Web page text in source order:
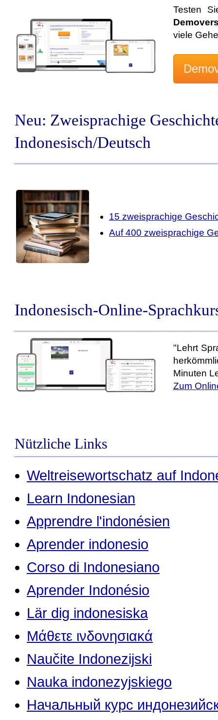
Testen
viele
Neu: Zweisprachige
Indonesisch/Deutsch
15 zweisprachige
Auf 400 zweisprachige
Indonesisch-Online-
"Lehrt
Minuten
Zum
Nützliche Links
Weltreisewortschatz auf
Learn Indonesian
Apprendre l'indonésien
Aprender indonesio
Corso di Indonesiano
Aprender Indonésio
Lär dig indonesiska
Μάθετε ινδονησιακά
Naučite Indonezijski
Nauka indonezyjskiego
Начальный курс